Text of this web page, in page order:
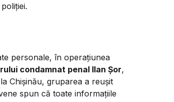
personale, în operațiunea
condamnat penal Ilan Șor,
Chișinău, gruparea a reușit
spun că toate informațiile